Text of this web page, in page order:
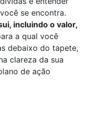
se encontra.
incluindo o valor,
a qual você
debaixo do tapete,
clareza da sua
de ação